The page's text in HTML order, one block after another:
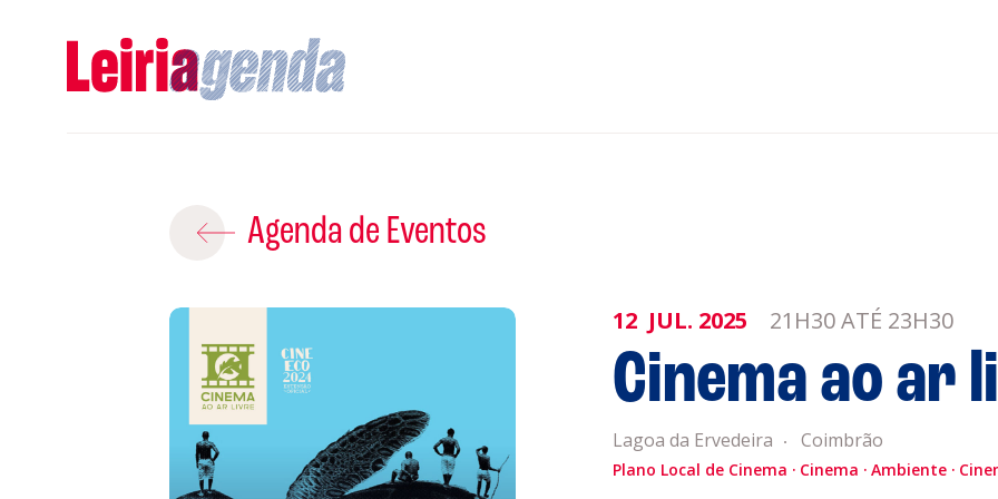
Agenda
Sobre a
Informações
Política de
Política de
Acompanhe
Agenda de Eventos
12 JUL. 2025 21H30 ATÉ 23H30
Cinema ao ar
Lagoa da Ervedeira Coimbrão
Plano Local de Cinema Cinema Ambiente
ROTEIROS EXISTENTES
Gravar